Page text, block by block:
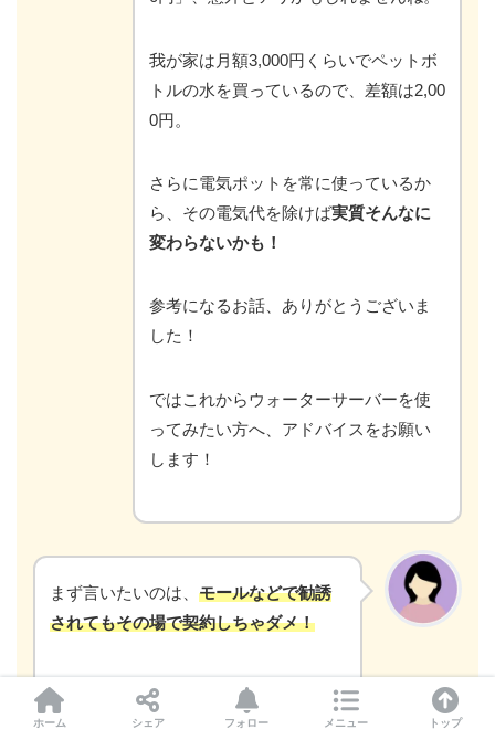
我が家は月額3,000円くらいでペットボ
トルの水を買っているので、差額は2,00
0円。
さらに電気ポットを常に使っているか
ら、その電気代を除けば実質そんなに
変わらないかも！
参考になるお話、ありがとうございま
した！
ではこれからウォーターサーバーを使
ってみたい方へ、アドバイスをお願い
します！
まず言いたいのは、 モールなどで勧誘
されてもその場で契約しちゃダメ！
ということです。
ホーム シェア フォロー メニュー トップ